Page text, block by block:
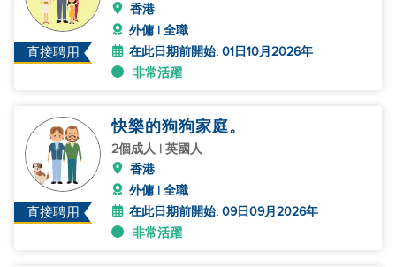
直接聘用
香港
外傭 | 全職
在此日期前開始: 01日10月2026年
非常活躍
直接聘用
快樂的狗狗家庭。
2個成人 | 英國人
香港
外傭 | 全職
在此日期前開始: 09日09月2026年
非常活躍